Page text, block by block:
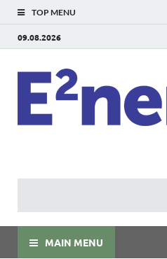
TOP MENU
09.08.2026
MAIN MENU